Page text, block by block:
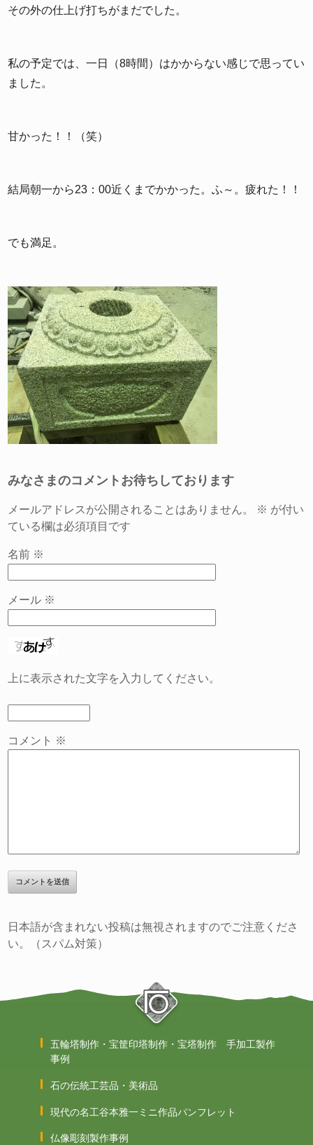
その外の仕上げ打ちがまだでした。
私の予定では、一日（8時間）はかからない感じで思ってい
ました。
甘かった！！（笑）
結局朝一から23：00近くまでかかった。ふ～。疲れた！！
でも満足。
みなさまのコメントお待ちしております
メールアドレスが公開されることはありません。 ※ が付い
ている欄は必須項目です
名前 ※
メール ※
上に表示された文字を入力してください。
コメント ※
日本語が含まれない投稿は無視されますのでご注意くださ
い。（スパム対策）
五輪塔制作・宝筐印塔制作・宝塔制作 手加工製作
事例
石の伝統工芸品・美術品
現代の名工谷本雅一ミニ作品パンフレット
仏像彫刻製作事例